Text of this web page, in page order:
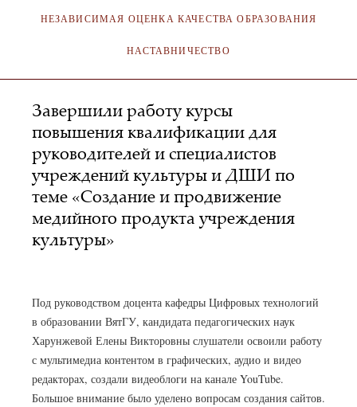
НЕЗАВИСИМАЯ ОЦЕНКА КАЧЕСТВА ОБРАЗОВАНИЯ
НАСТАВНИЧЕСТВО
Завершили работу курсы
повышения квалификации для
руководителей и специалистов
учреждений культуры и ДШИ по
теме «Создание и продвижение
медийного продукта учреждения
культуры»
Под руководством доцента кафедры Цифровых технологий
в образовании ВятГУ, кандидата педагогических наук
Харунжевой Елены Викторовны слушатели освоили работу
с мультимедиа контентом в графических, аудио и видео
редакторах, создали видеоблоги на канале YouTube.
Большое внимание было уделено вопросам создания сайтов.